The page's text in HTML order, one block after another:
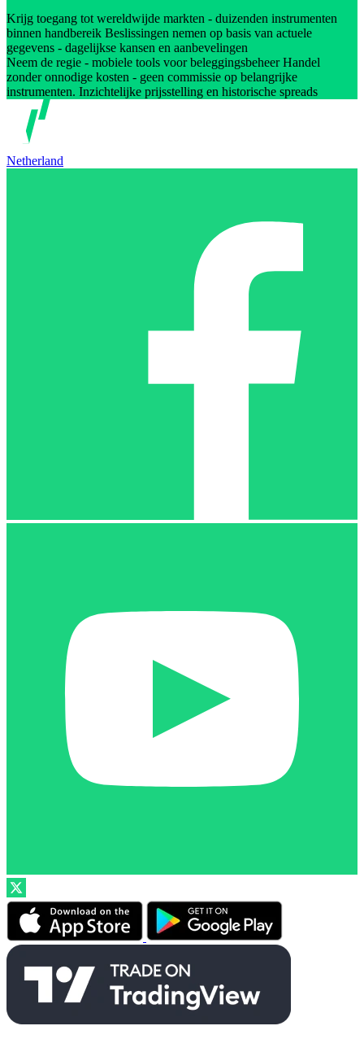
Krijg toegang tot wereldwijde markten - duizenden instrumenten
binnen handbereik Beslissingen nemen op basis van actuele
gegevens - dagelijkse kansen en aanbevelingen
Neem de regie - mobiele tools voor beleggingsbeheer Handel
zonder onnodige kosten - geen commissie op belangrijke
instrumenten. Inzichtelijke prijsstelling en historische spreads
Netherland